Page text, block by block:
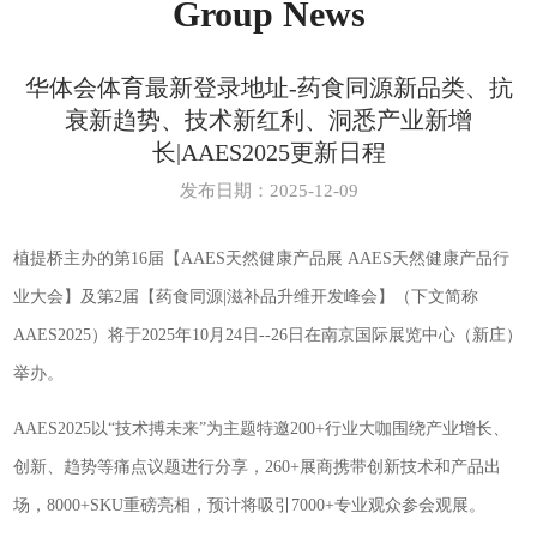
Group News
华体会体育最新登录地址-药食同源新品类、抗
衰新趋势、技术新红利、洞悉产业新增
长|AAES2025更新日程
发布日期：2025-12-09
植提桥主办的第16届【AAES天然健康产品展 AAES天然健康产品行
业大会】及第2届【药食同源|滋补品升维开发峰会】（下文简称
AAES2025）将于2025年10月24日--26日在南京国际展览中心（新庄）
举办。
AAES2025以“技术搏未来”为主题特邀200+行业大咖围绕产业增长、
创新、趋势等痛点议题进行分享，260+展商携带创新技术和产品出
场，8000+SKU重磅亮相，预计将吸引7000+专业观众参会观展。